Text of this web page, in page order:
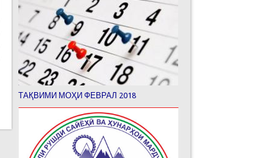
ТАҚВИМИ МОҲИ ФЕВРАЛ 2018